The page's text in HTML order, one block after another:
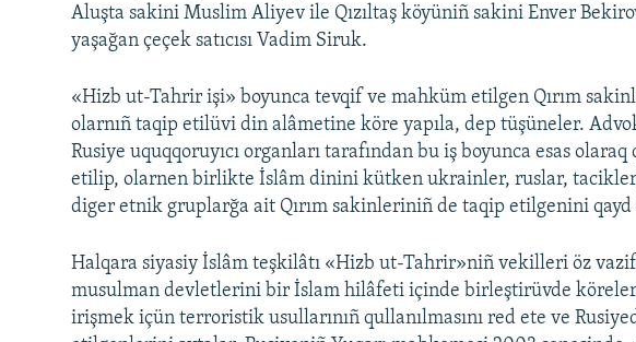
Aluşta sakini Muslim Aliyev ile Qızıltaş köyüniñ sakini Enver
yaşağan çeçek satıcısı Vadim Siruk.
«Hizb ut-Tahrir işi» boyunca tevqif ve mahküm etilgen Qırım
olarnıñ taqip etilüvi din alâmetine köre yapıla, dep tüşüneler.
Rusiye uquqqoruyıcı organları tarafından bu iş boyunca esas
etilip, olarnen birlikte İslâm dinini kütken ukrainler, ruslar,
diger etnik gruplarğa ait Qırım sakinleriniñ de taqip etilgenini qayd
Halqara siyasiy İslâm teşkilâtı «Hizb ut-Tahrir»niñ vekilleri öz
musulman devletlerini bir İslam hilâfeti içinde birleştirüvde
irişmek içün terroristik usullarınıñ qullanılmasını red ete ve